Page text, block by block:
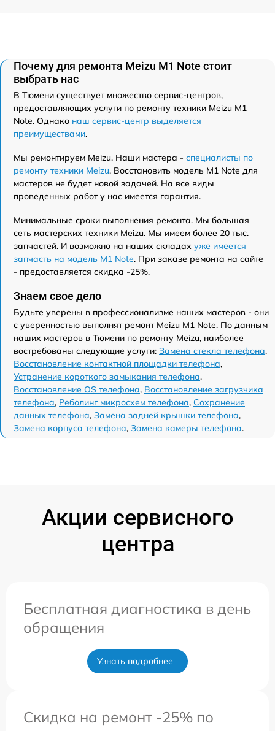
Почему для ремонта Meizu M1 Note стоит
выбрать нас
В Тюмени существует множество сервис-центров,
предоставляющих услуги по ремонту техники Meizu M1
Note. Однако наш сервис-центр выделяется
преимуществами.
Мы ремонтируем Meizu. Наши мастера - специалисты по
ремонту техники Meizu. Восстановить модель M1 Note для
мастеров не будет новой задачей. На все виды
проведенных работ у нас имеется гарантия.
Минимальные сроки выполнения ремонта. Мы большая
сеть мастерских техники Meizu. Мы имеем более 20 тыс.
запчастей. И возможно на наших складах уже имеется
запчасть на модель M1 Note. При заказе ремонта на сайте
- предоставляется скидка -25%.
Знаем свое дело
Будьте уверены в профессионализме наших мастеров - они
с уверенностью выполнят ремонт Meizu M1 Note. По данным
наших мастеров в Тюмени по ремонту Meizu, наиболее
востребованы следующие услуги: Замена стекла телефона,
Восстановление контактной площадки телефона,
Устранение короткого замыкания телефона,
Восстановление OS телефона, Восстановление загрузчика
телефона, Реболинг микросхем телефона, Сохранение
данных телефона, Замена задней крышки телефона,
Замена корпуса телефона, Замена камеры телефона.
Акции сервисного
центра
Бесплатная диагностика в день
обращения
Узнать подробнее
Скидка на ремонт -25% по